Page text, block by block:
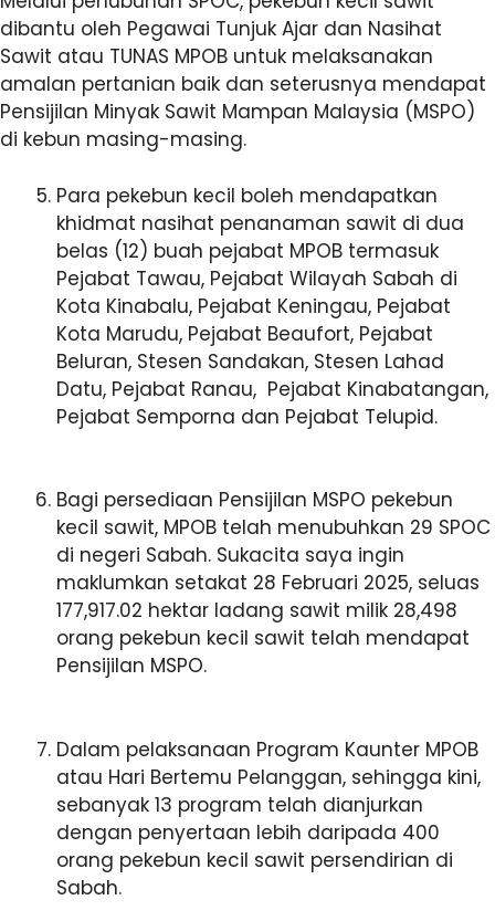
dibantu oleh Pegawai Tunjuk Ajar dan Nasihat
Sawit atau TUNAS MPOB untuk melaksanakan
amalan pertanian baik dan seterusnya mendapat
Pensijilan Minyak Sawit Mampan Malaysia (MSPO)
di kebun masing-masing.
Para pekebun kecil boleh mendapatkan
khidmat nasihat penanaman sawit di dua
belas (12) buah pejabat MPOB termasuk
Pejabat Tawau, Pejabat Wilayah Sabah di
Kota Kinabalu, Pejabat Keningau, Pejabat
Kota Marudu, Pejabat Beaufort, Pejabat
Beluran, Stesen Sandakan, Stesen Lahad
Datu, Pejabat Ranau, Pejabat Kinabatangan,
Pejabat Semporna dan Pejabat Telupid.
Bagi persediaan Pensijilan MSPO pekebun
kecil sawit, MPOB telah menubuhkan 29 SPOC
di negeri Sabah. Sukacita saya ingin
maklumkan setakat 28 Februari 2025, seluas
177,917.02 hektar ladang sawit milik 28,498
orang pekebun kecil sawit telah mendapat
Pensijilan MSPO.
Dalam pelaksanaan Program Kaunter MPOB
atau Hari Bertemu Pelanggan, sehingga kini,
sebanyak 13 program telah dianjurkan
dengan penyertaan lebih daripada 400
orang pekebun kecil sawit persendirian di
Sabah.